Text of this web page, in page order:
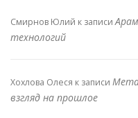
Смирнов Юлий к записи
технологий
Хохлова Олеся к записи
взгляд на прошлое